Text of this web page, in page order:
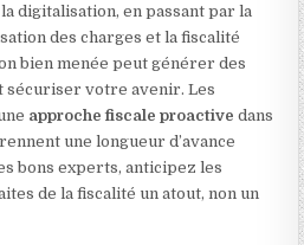
digitalisation, en passant par la
des charges et la fiscalité
bien menée peut générer des
sécuriser votre avenir. Les
approche fiscale proactive dans
une longueur d’avance
bons experts, anticipez les
de la fiscalité un atout, non un